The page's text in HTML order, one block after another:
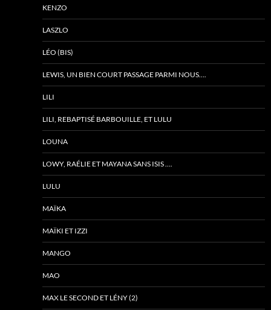
KENZO
LASZLO
LÉO (BIS)
LEWIS, UN BIEN COURT PASSAGE PARMI NOUS….
LILI
LILI, REBAPTISÉ BARBOUILLE, ET LULU
LOUNA
LOWY, RAÉLIE ET MAYANA SANS ISIS ….
LULU
MAÏKA
MAÏKI ET IZZI
MANGO
MAO
MAX LE SECOND ET LÉNY (2)